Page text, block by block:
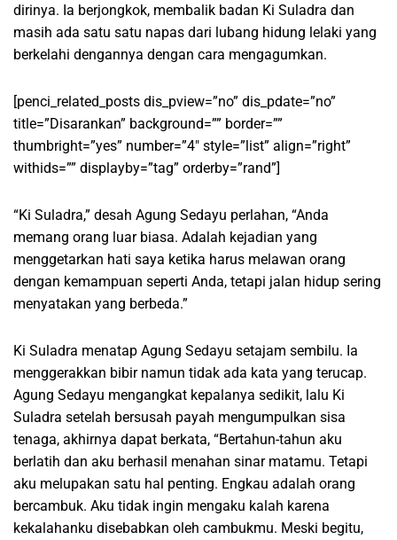
dirinya. Ia berjongkok, membalik badan Ki Suladra dan
masih ada satu satu napas dari lubang hidung lelaki yang
berkelahi dengannya dengan cara mengagumkan.
[penci_related_posts dis_pview=”no” dis_pdate=”no”
title=”Disarankan” background=”” border=””
thumbright=”yes” number=”4″ style=”list” align=”right”
withids=”” displayby=”tag” orderby=”rand”]
“Ki Suladra,” desah Agung Sedayu perlahan, “Anda
memang orang luar biasa. Adalah kejadian yang
menggetarkan hati saya ketika harus melawan orang
dengan kemampuan seperti Anda, tetapi jalan hidup sering
menyatakan yang berbeda.”
Ki Suladra menatap Agung Sedayu setajam sembilu. Ia
menggerakkan bibir namun tidak ada kata yang terucap.
Agung Sedayu mengangkat kepalanya sedikit, lalu Ki
Suladra setelah bersusah payah mengumpulkan sisa
tenaga, akhirnya dapat berkata, “Bertahun-tahun aku
berlatih dan aku berhasil menahan sinar matamu. Tetapi
aku melupakan satu hal penting. Engkau adalah orang
bercambuk. Aku tidak ingin mengaku kalah karena
kekalahanku disebabkan oleh cambukmu. Meski begitu,